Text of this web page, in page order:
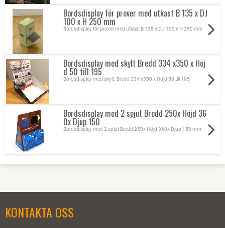
Bordsdisplay för prover med utkast B 135 x DJ
100 x H 250 mm
Bordsdisplay för prover med utkast B 135 x DJ 100 x H 250 mm
Bordsdisplay med skylt Bredd 334 x350 x Höj
d 50 till 195
Bordsdisplay med skylt. Bredd 334 x350 x Höjd 50 till 195
Bordsdisplay med 2 spjut Bredd 250x Höjd 36
0x Djup 150
Bordsdisplay med 2 spjut Bredd 250x Höjd 360x Djup 150 mm
KONTAKTA OSS